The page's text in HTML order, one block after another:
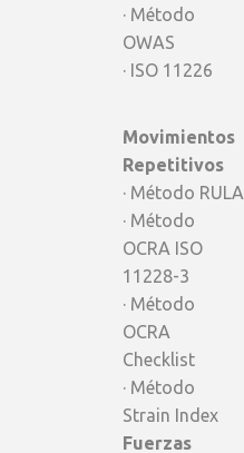
quantity
· Método
OWAS
· ISO 11226
Movimientos
Repetitivos
· Método RULA
· Método
OCRA ISO
11228-3
· Método
OCRA
Checklist
· Método
Strain Index
Fuerzas